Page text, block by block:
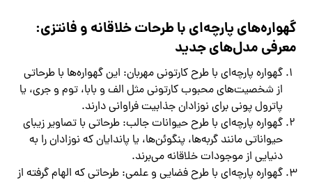
گهواره‌های پارچه‌ای با طرحات خلاقانه و فانتزی:
معرفی مدل‌های جدید
گهواره پارچه‌ای با طرح کارتونی مهربان: این گهواره‌ها با طرحاتی
از شخصیت‌های محبوب کارتونی مثل الف و بابا، توم و جری، یا
پاترول پونی برای نوزادان جذابیت فراوانی دارند.
گهواره پارچه‌ای با طرح حیوانات جالب: طرحاتی با تصاویر زیبای
حیواناتی مانند گربه‌ها، پنگوئن‌ها، یا پاندایان که نوزادان را به
دنیایی از موجودات خلاقانه می‌برند.
گهواره پارچه‌ای با طرح فضایی و علمی: طرحاتی که الهام گرفته از